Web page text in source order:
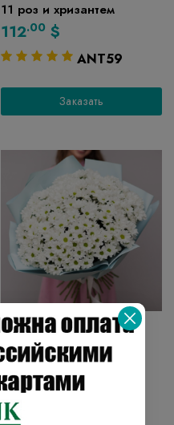
11 роз и хризантем
112.00 $
ANT59
Заказать
Доставка цветов
35 букетов хризантем
110.00 $